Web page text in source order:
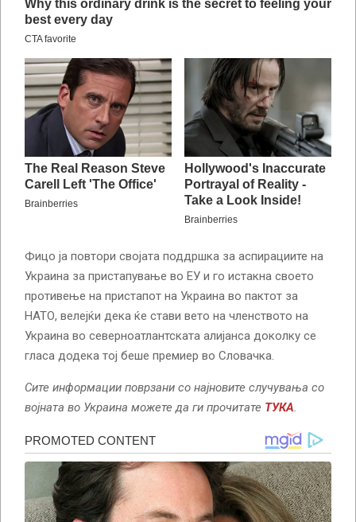
Фицо ја повтори својата поддршка за аспирациите на
Украина за пристапување во ЕУ и го истакна своето
противење на пристапот на Украина во пактот за
НАТО, велејќи дека ќе стави вето на членството на
Украина во северноатлантската алијанса доколку се
гласа додека тој беше премиер во Словачка.
Сите информации поврзани со најновите случувања со
војната во Украина можете да ги прочитате ТУКА.